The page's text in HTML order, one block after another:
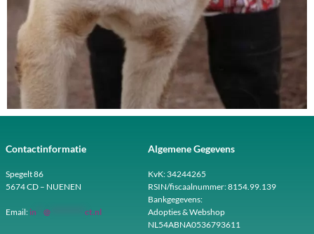
Contactinformatie
Spegelt 86
5674 CD – NUENEN
Email: in @ ct.nl
Algemene Gegevens
KvK: 34244265
RSIN/fiscaalnummer: 8154.99.139
Bankgegevens:
Adopties & Webshop
NL54ABNA0536793611